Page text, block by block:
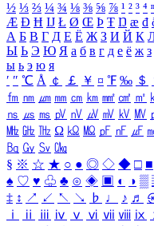
½ ⅓ ⅔ ¼ ¾ ⅛ ⅜ ⅝ ⅞ ¹ ² ³ ⁴ ⁿ
Æ Ð Ħ Ĳ Ł Ø Œ Þ Ŧ Ŋ æ đ
А Б В Г Д Е Ё Ж З И Й К
Ы Ь Э Ю Я а б в г д е ё ж з
ы ь э ю я
′ ″ ℃ Å ￠ ￡ ￥ ¤ ℉ ‰ ＄
㎙ ㎚ ㎛ ㎜ ㎝ ㎞ ㎟ ㎠ ㎡
㎱ ㎲ ㎳ ㎴ ㎵ ㎶ ㎷ ㎸ ㎹
㎒ ㎓ ㎔ Ω ㏀ ㏁ ㎊ ㎋ ㎌
㏃ ㏉ ㏜ ㏆
§ ※ ☆ ★ ○ ● ◎ ◇ ◆ □ ■
♠ ♡ ♥ ♧ ♣ ⊙ ◈ ▣ ◐ ◑ ▒
‡ ↕ ↗ ↙ ↖ ↘ ♭ ♩ ♪ ♬
ⅰ
ⅱ ⅲ ⅳ ⅴ ⅵ ⅶ ⅷ ⅸ